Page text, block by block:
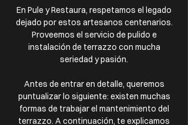
En Pule y Restaura, respetamos el legado
dejado por estos artesanos centenarios.
Proveemos el servicio de pulido e
instalación de terrazzo con mucha
seriedad y pasión.
Antes de entrar en detalle, queremos
puntualizar lo siguiente: existen muchas
formas de trabajar el mantenimiento del
terrazzo. A continuación, te explicamos